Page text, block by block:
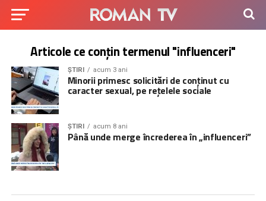
Articole ce conțin termenul "influenceri"
ȘTIRI acum 3 ani
Minorii primesc solicitări de conținut cu
caracter sexual, pe rețelele sociale
ȘTIRI acum 8 ani
Până unde merge încrederea în „influenceri”